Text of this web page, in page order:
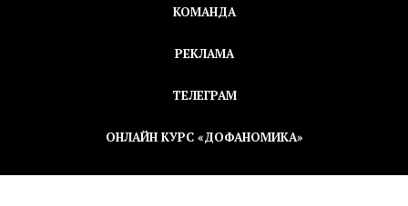
КОМАНДА
РЕКЛАМА
ТЕЛЕГРАМ
ОНЛАЙН КУРС «ДОФАНОМИКА»